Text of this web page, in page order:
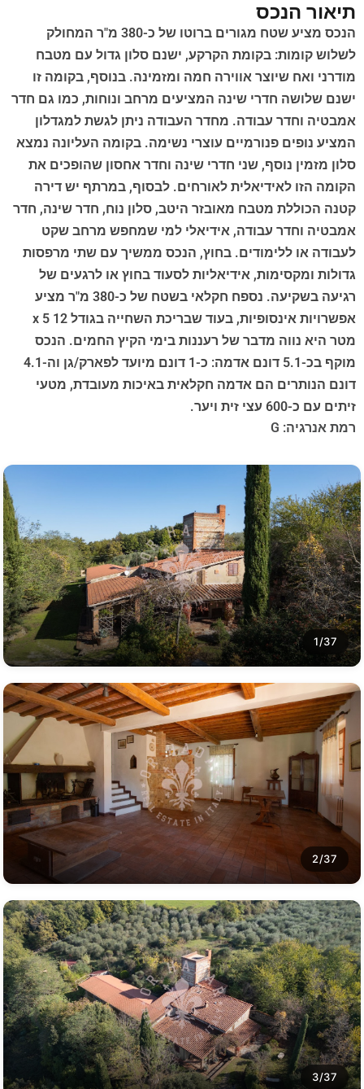
תיאור הנכס
הנכס מציע שטח מגורים ברוטו של כ-380 מ"ר המחולק
לשלוש קומות: בקומת הקרקע, ישנם סלון גדול עם מטבח
מודרני ואח שיוצר אווירה חמה ומזמינה. בנוסף, בקומה זו
ישנם שלושה חדרי שינה המציעים מרחב ונוחות, כמו גם חדר
אמבטיה וחדר עבודה. מחדר העבודה ניתן לגשת למגדלון
המציע נופים פנורמיים עוצרי נשימה. בקומה העליונה נמצא
סלון מזמין נוסף, שני חדרי שינה וחדר אחסון שהופכים את
הקומה הזו לאידיאלית לאורחים. לבסוף, במרתף יש דירה
קטנה הכוללת מטבח מאובזר היטב, סלון נוח, חדר שינה, חדר
אמבטיה וחדר עבודה, אידיאלי למי שמחפש מרחב שקט
לעבודה או ללימודים. בחוץ, הנכס ממשיך עם שתי מרפסות
גדולות ומקסימות, אידיאליות לסעוד בחוץ או לרגעים של
רגיעה בשקיעה. נספח חקלאי בשטח של כ-380 מ"ר מציע
אפשרויות אינסופיות, בעוד שבריכת השחייה בגודל 12 x 5
מטר היא נווה מדבר של רעננות בימי הקיץ החמים. הנכס
מוקף בכ-5.1 דונם אדמה: כ-1 דונם מיועד לפארק/גן וה-4.1
דונם הנותרים הם אדמה חקלאית באיכות מעובדת, מטעי
זיתים עם כ-600 עצי זית ויער.
רמת אנרגיה: G
1/37
2/37
3/37